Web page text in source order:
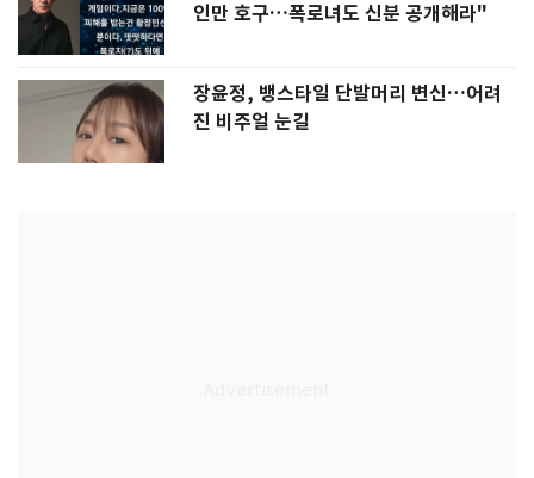
인만 호구…폭로녀도 신분 공개해라"
장윤정, 뱅스타일 단발머리 변신…어려
진 비주얼 눈길